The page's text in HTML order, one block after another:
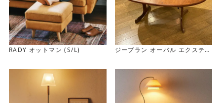
RADY オットマン (S/L)
ジープラン オーバル エクステン
G-Plan Oval EX Table / 2Leg